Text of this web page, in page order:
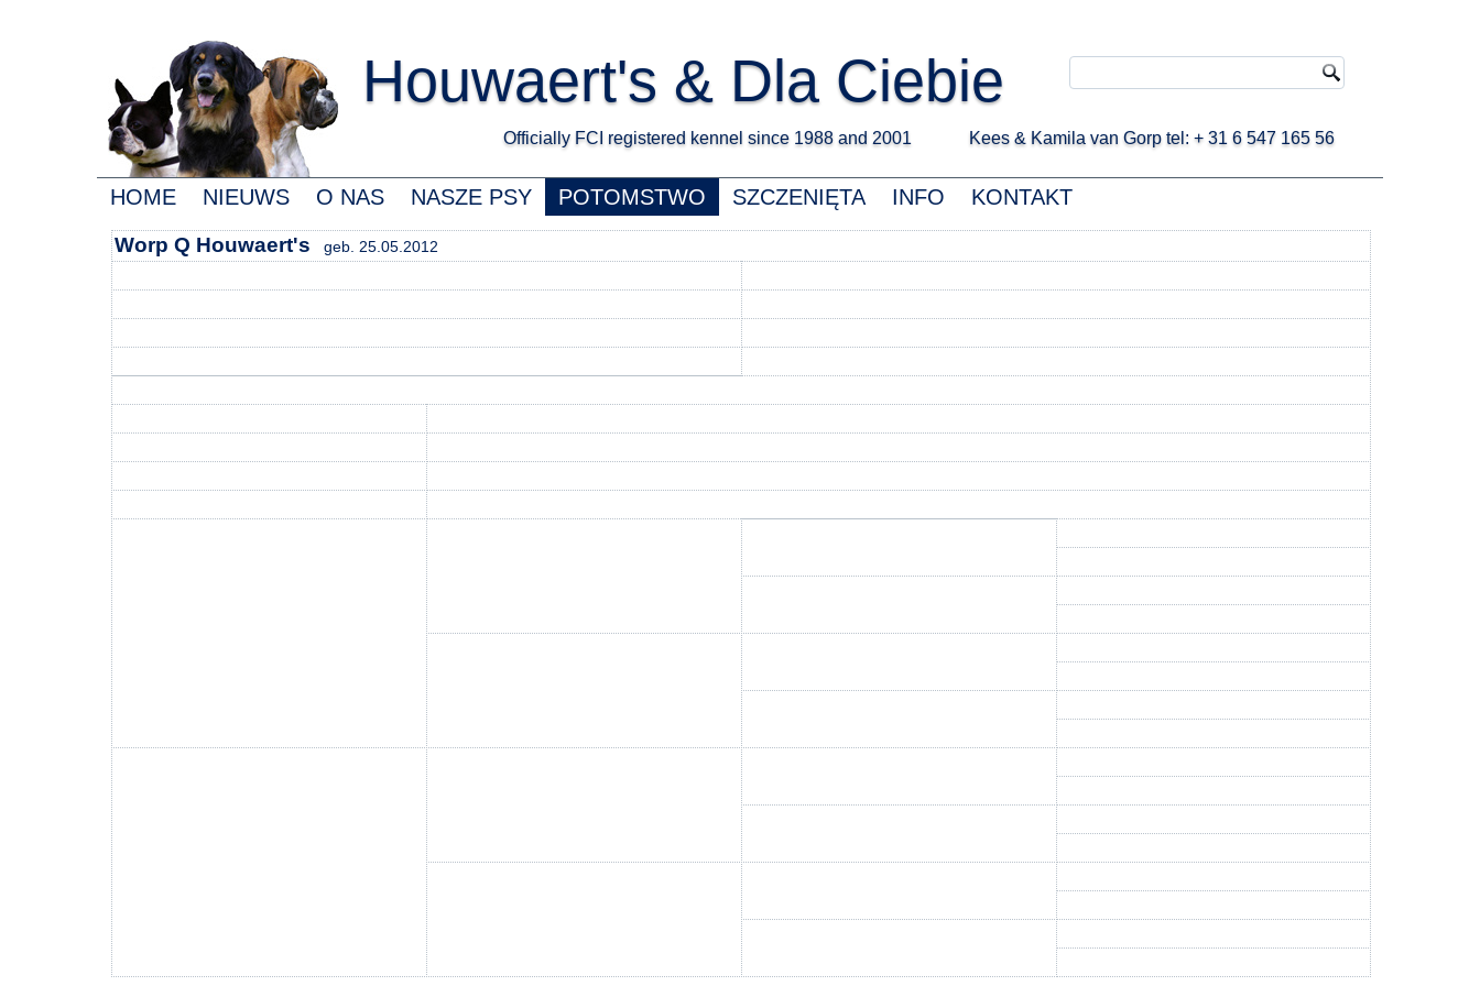
Houwaert's & Dla Ciebie
Officially FCI registered kennel since 1988 and 2001 Kees & Kamila van Gorp tel: + 31 6 547 165 56
HOME NIEUWS O NAS NASZE PSY POTOMSTWO SZCZENIĘTA INFO KONTAKT
Worp Q Houwaert's geb. 25.05.2012